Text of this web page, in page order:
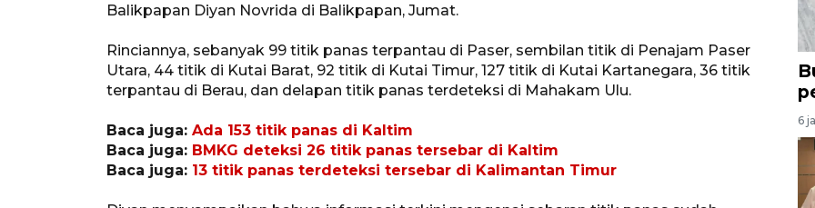
Balikpapan Diyan Novrida di Balikpapan, Jumat.
Rinciannya, sebanyak 99 titik panas terpantau di Paser, sembilan titik di Penajam Paser
Utara, 44 titik di Kutai Barat, 92 titik di Kutai Timur, 127 titik di Kutai Kartanegara, 36 titik
terpantau di Berau, dan delapan titik panas terdeteksi di Mahakam Ulu.
Baca juga: Ada 153 titik panas di Kaltim
Baca juga: BMKG deteksi 26 titik panas tersebar di Kaltim
Baca juga: 13 titik panas terdeteksi tersebar di Kalimantan Timur
6